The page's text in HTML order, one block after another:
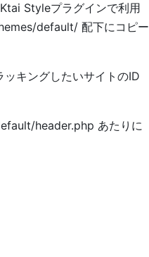
Styleプラグインで利用
default/ 配下にコピー
キングしたいサイトのID
header.php あたりに